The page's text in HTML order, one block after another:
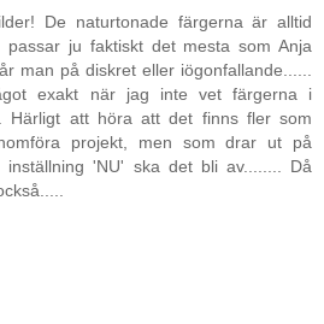
De naturtonade färgerna är alltid
ju faktiskt det mesta som Anja
man på diskret eller iögonfallande......
exakt när jag inte vet färgerna i
Härligt att höra att det finns fler som
projekt, men som drar ut på
inställning 'NU' ska det bli av........ Då